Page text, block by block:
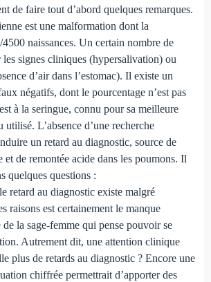
de faire tout d’abord quelques remar­ques.
est une mal­formation dont la
naissances. Un certain nombre de
les signes cliniques (hypersa­livation) ou
d’air dans l’estomac). Il existe un
négatifs, dont le pour­centage n’est pas
à la seringue, connu pour sa meilleure
utilisé. L’absence d’une re­cherche
un retard au dia­gnostic, source de
et de remontée acide dans les poumons. Il
quelques ques­tions :
retard au diagnostic existe malgré
raisons est certainement le manque
la sage-femme qui pense pouvoir se
Autrement dit, une attention clinique
plus de retards au diagnostic ? Encore une
chiffrée permettrait d’apporter des